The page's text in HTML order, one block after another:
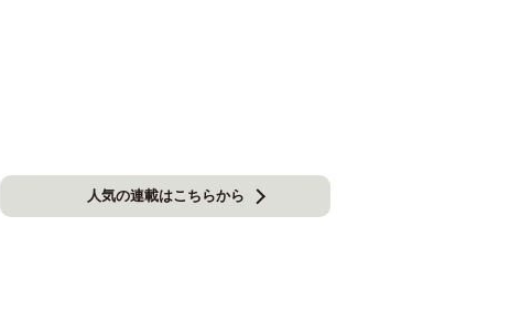
人気の連載はこちらから